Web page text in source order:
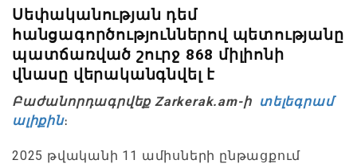
Սեփականության դեմ
հանցագործություններով պետությանը
պատճառված շուրջ 868 միլիոնի
վնասը վերականգնվել է
Բաժանորդագրվեք Zarkerak.am-ի տելեգրամ
ալիքին։
2025 թվականի 11 ամիսների ընթացքում